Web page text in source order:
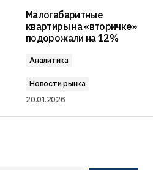
Малогабаритные
квартиры на «вторичке»
подорожали на 12%
Аналитика
Новости рынка
20.01.2026